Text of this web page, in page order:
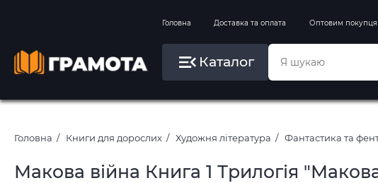
Головна Доставка та оплата Оптовим
Каталог
Вправи на зимові канікули
Літо, пляж, плавання, басейни
Картини за номерами
Головна Книги для дорослих Художня література Фантастика та
Макова війна Книга 1 Трилогія